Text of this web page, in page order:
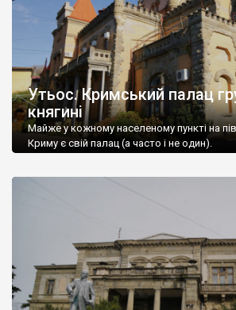
Утьос. Кримський палац
княгині
Майже у кожному населеному пункті на
Криму є свій палац (а часто і не один).